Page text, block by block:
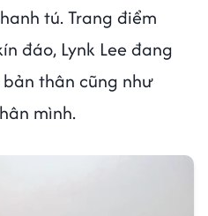
tú. Trang điểm
đáo, Lynk Lee đang
thân cũng như
mình.